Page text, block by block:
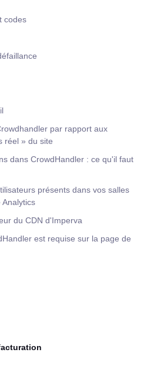
codes
par rapport aux
réel » du site
dans CrowdHandler : ce qu'il faut
présents dans vos salles
du CDN d'Imperva
est requise sur la page de